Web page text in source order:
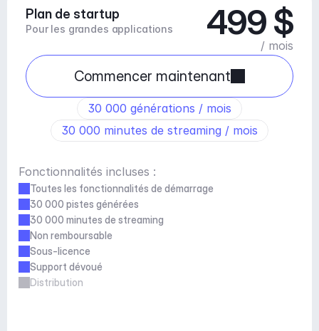
Plan de startup
Pour les grandes applications 499 $
/ mois
Commencer maintenant
30 000 générations / mois
30 000 minutes de streaming / mois
Fonctionnalités incluses :
Toutes les fonctionnalités de démarrage
30 000 pistes générées
30 000 minutes de streaming
Non remboursable
Sous-licence
Support dévoué
Distribution